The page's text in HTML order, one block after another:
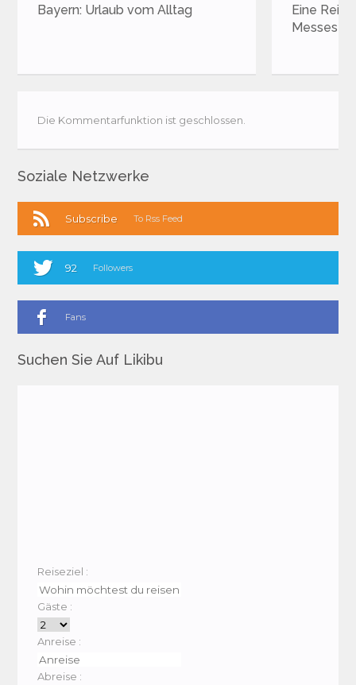
Urlaub vom Alltag
Eine Reise nach
Messestadt lädt
Die Kommentarfunktion ist geschlossen.
Soziale Netzwerke
Subscribe To Rss Feed
92 Followers
Fans
Suchen Sie Auf Likibu
Reiseziel :
Gäste :
Anreise :
Abreise :